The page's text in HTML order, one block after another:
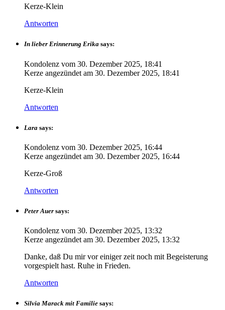
Kerze-Klein
Antworten
In lieber Erinnerung Erika says:
Kondolenz vom 30. Dezember 2025, 18:41
Kerze angezündet am 30. Dezember 2025, 18:41
Kerze-Klein
Antworten
Lara says:
Kondolenz vom 30. Dezember 2025, 16:44
Kerze angezündet am 30. Dezember 2025, 16:44
Kerze-Groß
Antworten
Peter Auer says:
Kondolenz vom 30. Dezember 2025, 13:32
Kerze angezündet am 30. Dezember 2025, 13:32
Danke, daß Du mir vor einiger zeit noch mit Begeisterung
vorgespielt hast. Ruhe in Frieden.
Antworten
Silvia Marack mit Familie says: